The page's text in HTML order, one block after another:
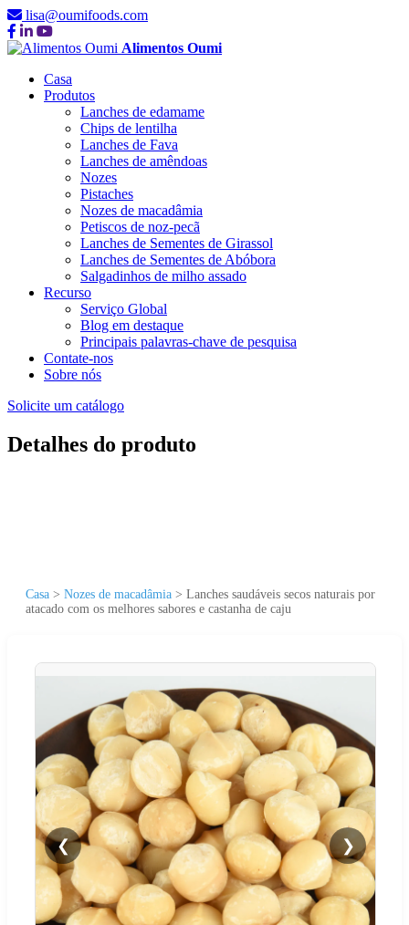
lisa@oumifoods.com
Alimentos Oumi
Casa
Produtos
Lanches de edamame
Chips de lentilha
Lanches de Fava
Lanches de amêndoas
Nozes
Pistaches
Nozes de macadâmia
Petiscos de noz-pecã
Lanches de Sementes de Girassol
Lanches de Sementes de Abóbora
Salgadinhos de milho assado
Recurso
Serviço Global
Blog em destaque
Principais palavras-chave de pesquisa
Contate-nos
Sobre nós
Solicite um catálogo
Detalhes do produto
Casa > Nozes de macadâmia > Lanches saudáveis secos naturais por
atacado com os melhores sabores e castanha de caju
❮ ❯